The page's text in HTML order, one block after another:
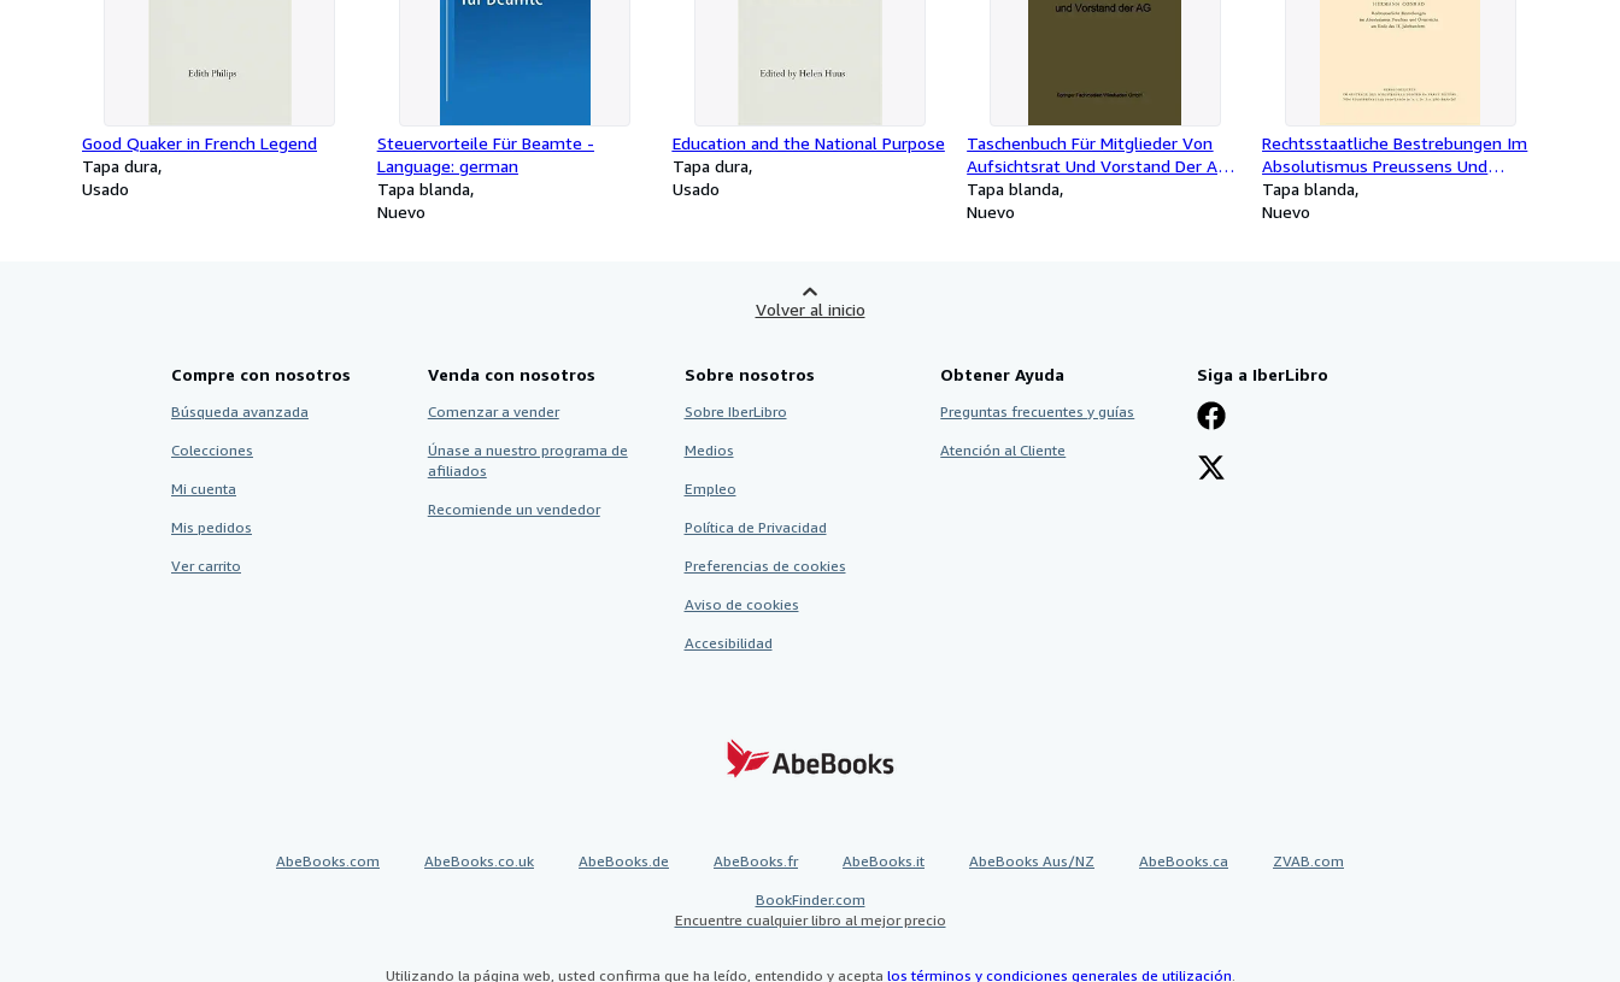
Good Quaker in French Legend
Tapa dura
Usado
Steuervorteile Für Beamte -
Language: german
Tapa blanda
Nuevo
Education and the National Purpose
Tapa dura
Usado
Taschenbuch Für Mitglieder Von
Aufsichtsrat Und Vorstand Der Ag -
Language: german
Tapa blanda
Nuevo
Rechtsstaatliche Bestrebungen Im
Absolutismus Preussens Und
Österreichs Am Ende Des 18.
Jahrhunderts -Language: german
Tapa blanda
Nuevo
Volver al inicio
Compre con nosotros
Búsqueda avanzada
Colecciones
Mi cuenta
Mis pedidos
Ver carrito
Venda con nosotros
Comenzar a vender
Únase a nuestro programa de
afiliados
Recomiende un vendedor
Sobre nosotros
Sobre IberLibro
Medios
Empleo
Política de Privacidad
Preferencias de cookies
Aviso de cookies
Accesibilidad
Obtener Ayuda
Preguntas frecuentes y guías
Atención al Cliente
Siga a IberLibro
AbeBooks.com AbeBooks.co.uk AbeBooks.de AbeBooks.fr AbeBooks.it AbeBooks Aus/NZ AbeBooks.ca ZVAB.com
BookFinder.com
Encuentre cualquier libro al mejor precio
Utilizando la página web, usted confirma que ha leído, entendido y acepta los términos y condiciones generales de utilización.